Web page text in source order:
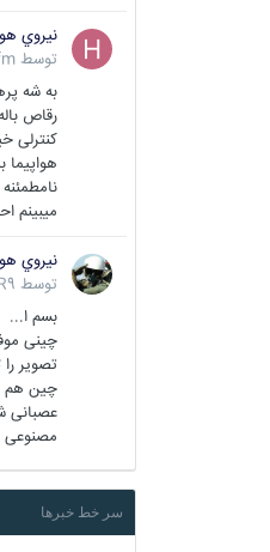
نيروي
توسط
به شه
رقاص
کنترلی
میبینم
نيروي
توسط
چینی
تصویر
چین هم
مصنوعی
سر خط خبرها